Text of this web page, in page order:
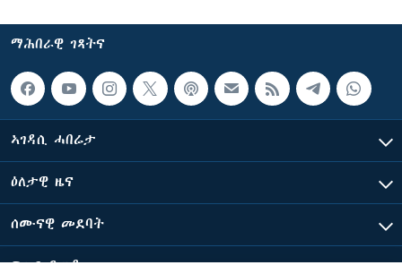
ማሕበራዊ ገጻትና
ኣገዳሲ ሓበሬታ
ዕለታዊ ዜና
ሰሙናዊ መደባት